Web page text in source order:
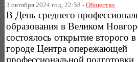
3 октября 2024 год, 22:58 -Общество
В День среднего
образования в Великом
состоялось открытие второго
городе Центра опережающей
профессиональной